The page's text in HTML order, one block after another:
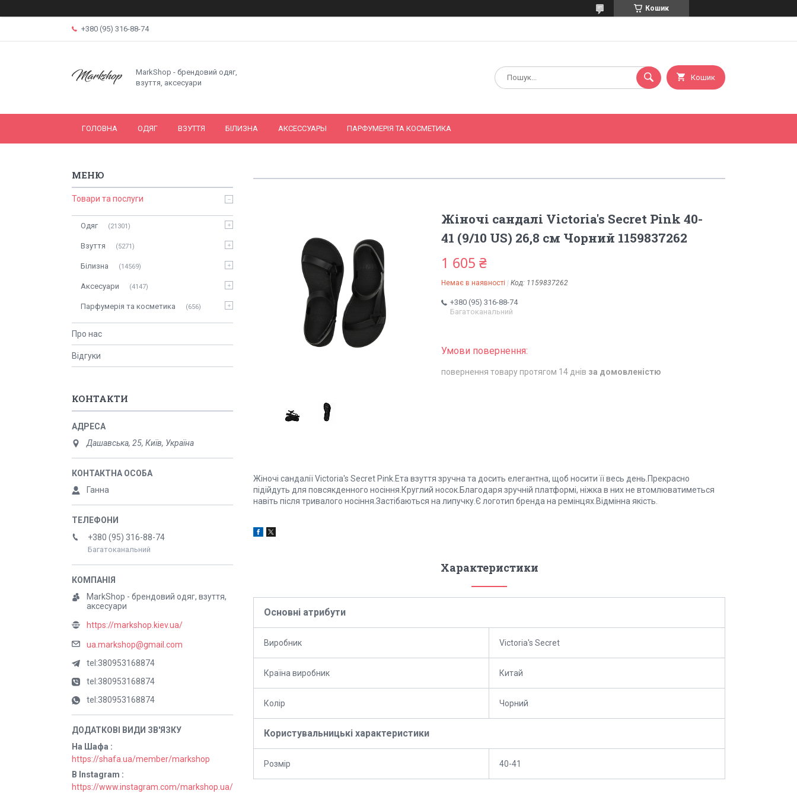
Кошик
+380 (95) 316-88-74
MarkShop - брендовий одяг,
взуття, аксесуари
Кошик
ГОЛОВНА ОДЯГ ВЗУТТЯ БІЛИЗНА АКСЕССУАРЫ ПАРФУМЕРІЯ ТА КОСМЕТИКА
Жіночі сандалі Victoria's Secret Pink 40-
41 (9/10 US) 26,8 см Чорний 1159837262
1 605 ₴
Немає в наявності Код: 1159837262
+380 (95) 316-88-74
Багатоканальний
повернення товару протягом 14 днів за домовленістю
Жіночі сандалії Victoria's Secret Pink.Ета взуття зручна та досить елегантна, щоб носити її весь день.Прекрасно
підійдуть для повсякденного носіння.Круглий носок.Благодаря зручній платформі, ніжка в них не втомлюватиметься
навіть після тривалого носіння.Застібаються на липучку.Є логотип бренда на ремінцях.Відмінна якість.
Характеристики
Основні атрибути
Виробник Victoria's Secret
Країна виробник Китай
Колір Чорний
Користувальницькі характеристики
Розмір 40-41
Товари та послуги
Одяг 21301
Взуття 5271
Білизна 14569
Аксесуари 4147
Парфумерія та косметика 656
Про нас
Відгуки
КОНТАКТИ
Дашавська, 25, Київ, Україна
Ганна
+380 (95) 316-88-74
Багатоканальний
MarkShop - брендовий одяг, взуття,
аксесуари
https://markshop.kiev.ua/
ua.markshop@gmail.com
tel:380953168874
tel:380953168874
tel:380953168874
На Шафа
https://shafa.ua/member/markshop
В Instagram
https://www.instagram.com/markshop.ua/